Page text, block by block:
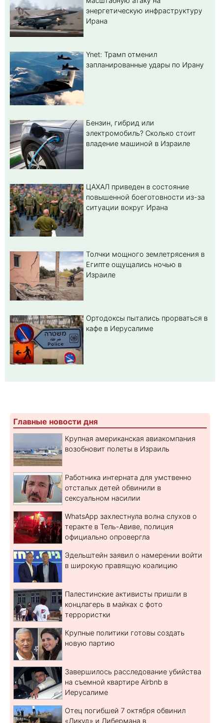
энергетическую инфраструктуру
Ирана
Ynet: Трамп отменил
запланированные удары по Ирану
Бензин, гибрид или
электромобиль? Cколько стоит
владение машиной в Израиле
ЦАХАЛ приведен в состояние
повышенной боеготовности из-за
ситуации вокруг Ирана
Толчки мощного землетрясения в
Египте ощущались ночью в
Израиле
Ортодоксы пытались прорваться в
кафе в Иерусалиме
Главные новости дня
Крупная американская авиакомпания
возобновит полеты в Израиль
Работника интерната для умственно
отсталых детей обвинили в
сексуальном насилии
WhatsApp захлестнула волна слухов о
теракте в Тель-Авиве, полиция
официально опровергла
Эдельштейн заявил о намерении войти
в широкую правящую коалицию
Палестинские активисты пришли в
концлагерь в майках с фото
террористки
Крупные политики готовы создать
новую партию
Завершилось расследование убийства
на съемной квартире Airbnb в
Иерусалиме
Отец погибшей 7 октября обвинил
«Ликуд» и Либермана в